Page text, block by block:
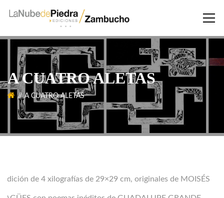
A CUATRO ALETAS
A CUATRO ALETAS
dición de 4 xilografías de 29×29 cm, originales de MOISÉS